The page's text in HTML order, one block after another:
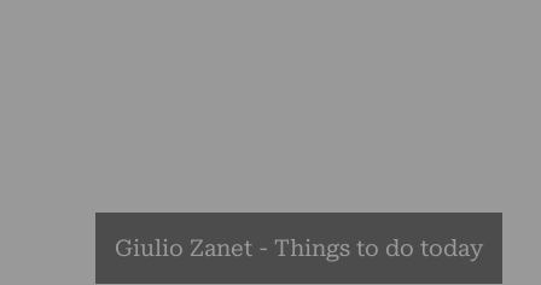
Giulio Zanet - Things to do today